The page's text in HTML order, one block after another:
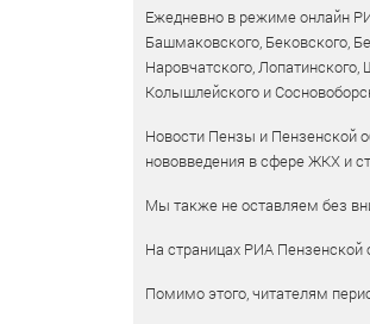
Ежедневно в режиме онлайн
Башмаковского, Бековского,
Наровчатского,
Колышлейского и
Новости Пензы и Пензенской
нововведения в сфере ЖКХ и
Мы также не оставляем без
На страницах РИА Пензенской
Помимо этого, читателям